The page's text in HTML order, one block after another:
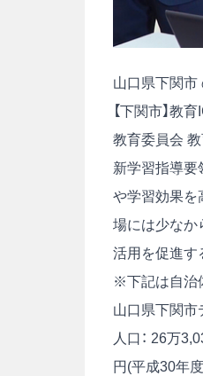
山口県下関市
【下関市】教
教育委員会
新学習指導要
や学習効果を
場には少なか
活用を促進す
※下記は自治
山口県下関市
人口： 26万
円(平成30年